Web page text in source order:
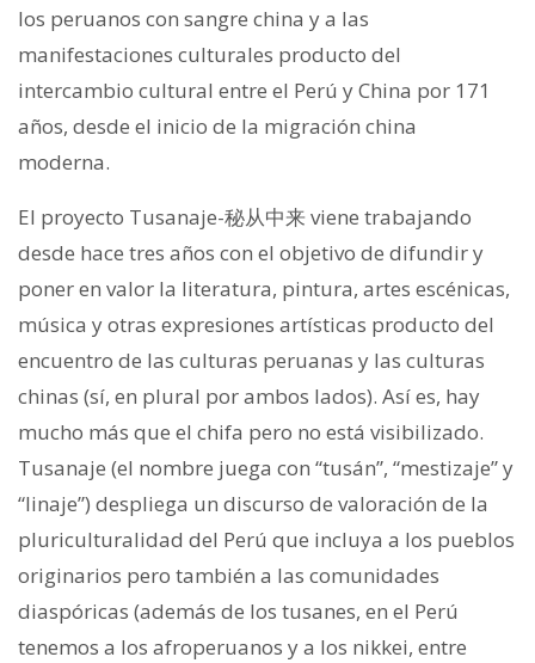
los peruanos con sangre china y a las
manifestaciones culturales producto del
intercambio cultural entre el Perú y China por 171
años, desde el inicio de la migración china
moderna.
El proyecto Tusanaje-秘从中来 viene trabajando
desde hace tres años con el objetivo de difundir y
poner en valor la literatura, pintura, artes escénicas,
música y otras expresiones artísticas producto del
encuentro de las culturas peruanas y las culturas
chinas (sí, en plural por ambos lados). Así es, hay
mucho más que el chifa pero no está visibilizado.
Tusanaje (el nombre juega con “tusán”, “mestizaje” y
“linaje”) despliega un discurso de valoración de la
pluriculturalidad del Perú que incluya a los pueblos
originarios pero también a las comunidades
diaspóricas (además de los tusanes, en el Perú
tenemos a los afroperuanos y a los nikkei, entre